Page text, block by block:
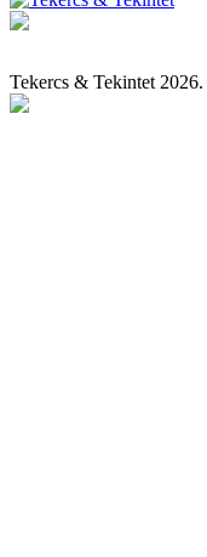
Tekercs & Tekintet 2026.